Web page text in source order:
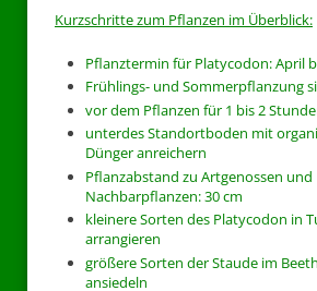
Kurzschritte zum Pflanzen im Überblick:
Pflanztermin für Platycodon: April
Frühlings- und Sommerpflanzung
vor dem Pflanzen für 1 bis 2
unterdes Standortboden mit
Dünger anreichern
Pflanzabstand zu Artgenossen und
Nachbarpflanzen: 30 cm
kleinere Sorten des Platycodon in
arrangieren
größere Sorten der Staude im
ansiedeln